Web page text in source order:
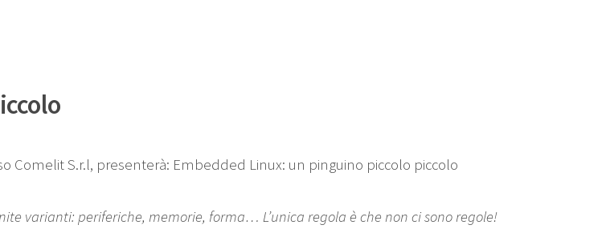
Comelit S.r.l, presenterà: Embedded Linux: un pinguino piccolo piccolo
varianti: periferiche, memorie, forma… L’unica regola è che non ci sono regole!